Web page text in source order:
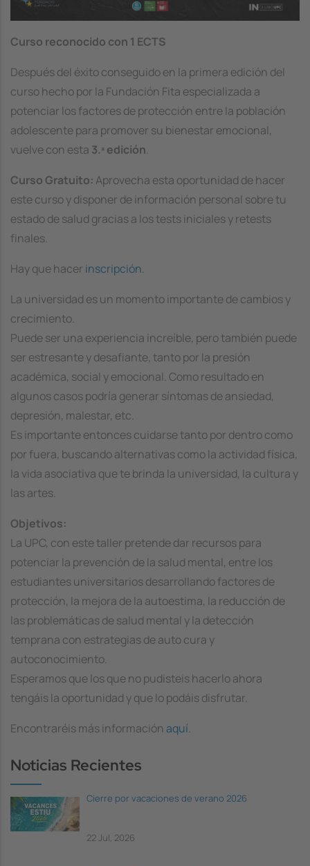
Curso reconocido con 1 ECTS
Después del éxito conseguido en la primera edición del
curso hecho por la Fundación Fita especializada a
potenciar los factores de protección entre la población
adolescente para promover su bienestar emocional,
vuelve con esta 3.ª edición.
Curso Gratuito: Aprovecha esta oportunidad de hacer
este curso y disponer de información personal sobre tu
estado de salud gracias a los tests iniciales y retests
finales.
Hay que hacer inscripción.
La universidad es un momento importante de cambios y
crecimiento.
Puede ser una experiencia increíble, pero también puede
ser estresante y desafiante, tanto por la presión
académica, social y emocional. Como resultado en
algunos casos podría generar síntomas de ansiedad,
depresión, malestar, etc.
Es importante entonces cuidarse tanto por dentro como
por fuera, buscando alternativas como la actividad física,
la vida asociativa que te brinda la universidad, la cultura y
las artes.
Objetivos:
La UPC, con este taller pretende dar recursos para
potenciar la prevención de la salud mental, entre los
estudiantes universitarios desarrollando factores de
protección, la mejora de la autoestima, la reducción de
las problemáticas de salud mental y la detección
temprana con estrategias de auto cura y
autoconocimiento.
Esperamos que los que no pudisteis hacerlo ahora
tengáis la oportunidad y que lo podáis disfrutar.
Encontraréis más información aquí.
Noticias Recientes
Cierre por vacaciones de verano 2026
22 Jul, 2026